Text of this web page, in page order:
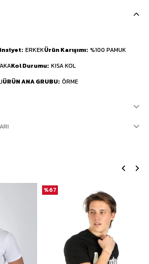
ERKEKÜrün Karışımı %100 PAMUK
Kol Durumu KISA KOL
ÜRÜN ANA GRUBU ÖRME
%67